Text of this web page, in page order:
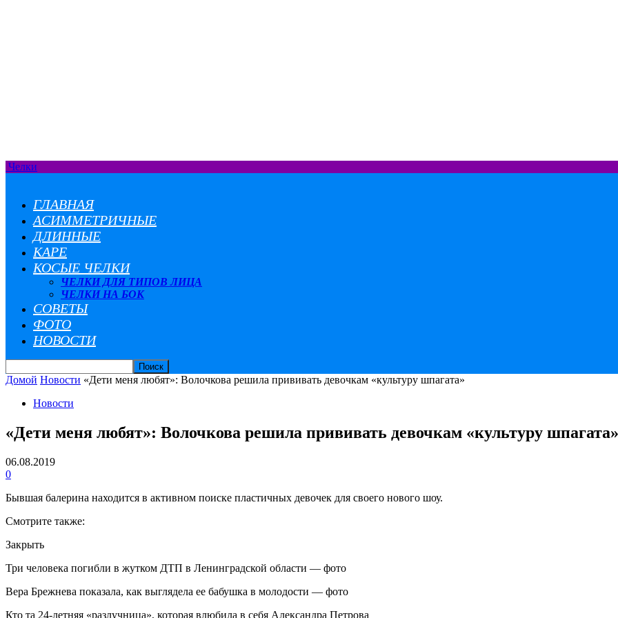
Челки
ГЛАВНАЯ
АСИММЕТРИЧНЫЕ
ДЛИННЫЕ
КАРЕ
КОСЫЕ ЧЕЛКИ
ЧЕЛКИ ДЛЯ ТИПОВ ЛИЦА
ЧЕЛКИ НА БОК
СОВЕТЫ
ФОТО
НОВОСТИ
Домой Новости «Дети меня любят»: Волочкова решила прививать девочкам «культуру шпагата»
Новости
«Дети меня любят»: Волочкова решила прививать девочкам «культуру шпагата»
06.08.2019
0
Бывшая балерина находится в активном поиске пластичных девочек для своего нового шоу.
Смотрите также:
Закрыть
Три человека погибли в жутком ДТП в Ленинградской области — фото
Вера Брежнева показала, как выглядела ее бабушка в молодости — фото
Кто та 24-летняя «разлучница», которая влюбила в себя Александра Петрова